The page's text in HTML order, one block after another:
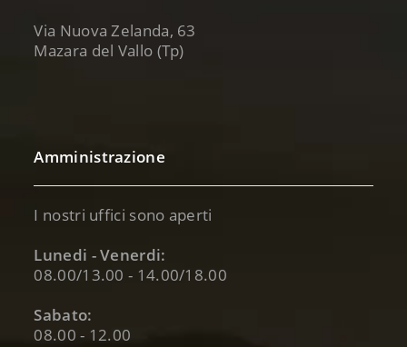
Via Nuova Zelanda, 63
Mazara del Vallo (Tp)
Amministrazione
I nostri uffici sono aperti
Lunedi - Venerdi:
08.00/13.00 - 14.00/18.00
Sabato:
08.00 - 12.00